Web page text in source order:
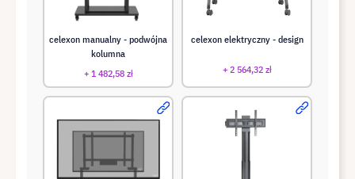
celexon manualny - podwójna
kolumna
+ 1 482,58 zł
celexon elektryczny - design
+ 2 564,32 zł